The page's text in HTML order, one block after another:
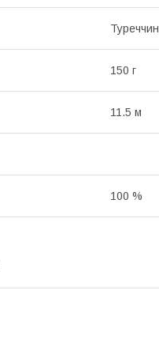
150 г
11.5 м
100 %